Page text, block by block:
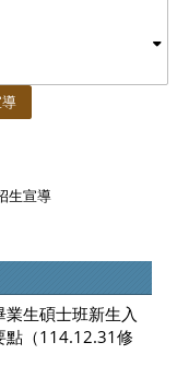
生宣導
生碩士班新生入
點（114.12.31修